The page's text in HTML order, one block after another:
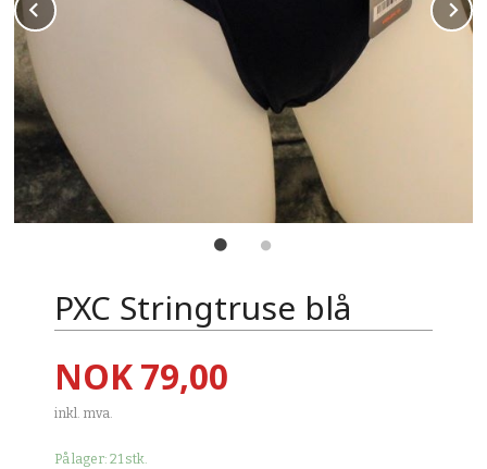
Prev
PXC Stringtruse blå
Pris
NOK79,00
inkl. mva.
På lager: 21 stk.